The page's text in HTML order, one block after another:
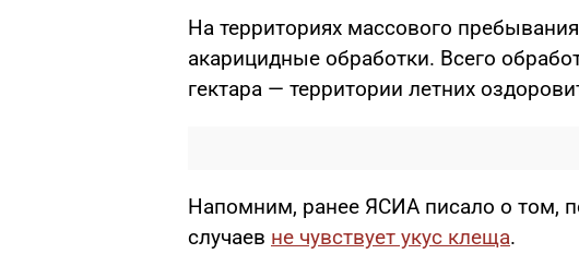
На территориях массового
акарицидные обработки. Всего
гектара — территории летних
Напомним, ранее ЯСИА писало о том,
случаев не чувствует укус клеща.